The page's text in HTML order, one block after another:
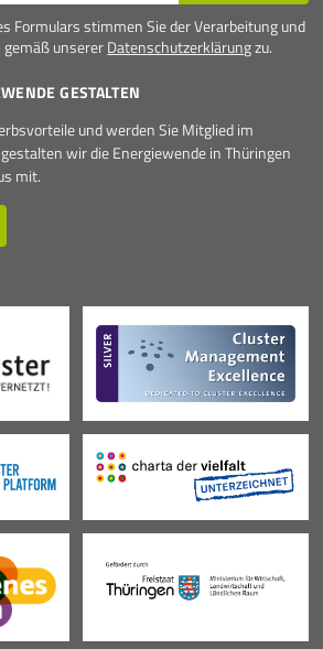
Formulars stimmen Sie der Verarbeitung und
gemäß unsererDatenschutzerklärungzu.
GESTALTEN
und werden Sie Mitglied im
gestalten wir die Energiewende in Thüringen
mit.